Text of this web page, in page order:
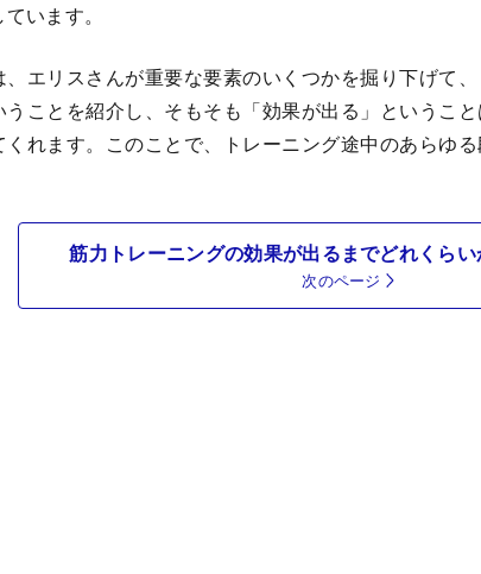
います。
エリスさんが重要な要素のいくつかを掘り下げて
うことを紹介し、そもそも「効果が出る」というこ
くれます。このことで、トレーニング途中のあらゆ
筋力トレーニングの効果が出るまでどれくら
次のページ